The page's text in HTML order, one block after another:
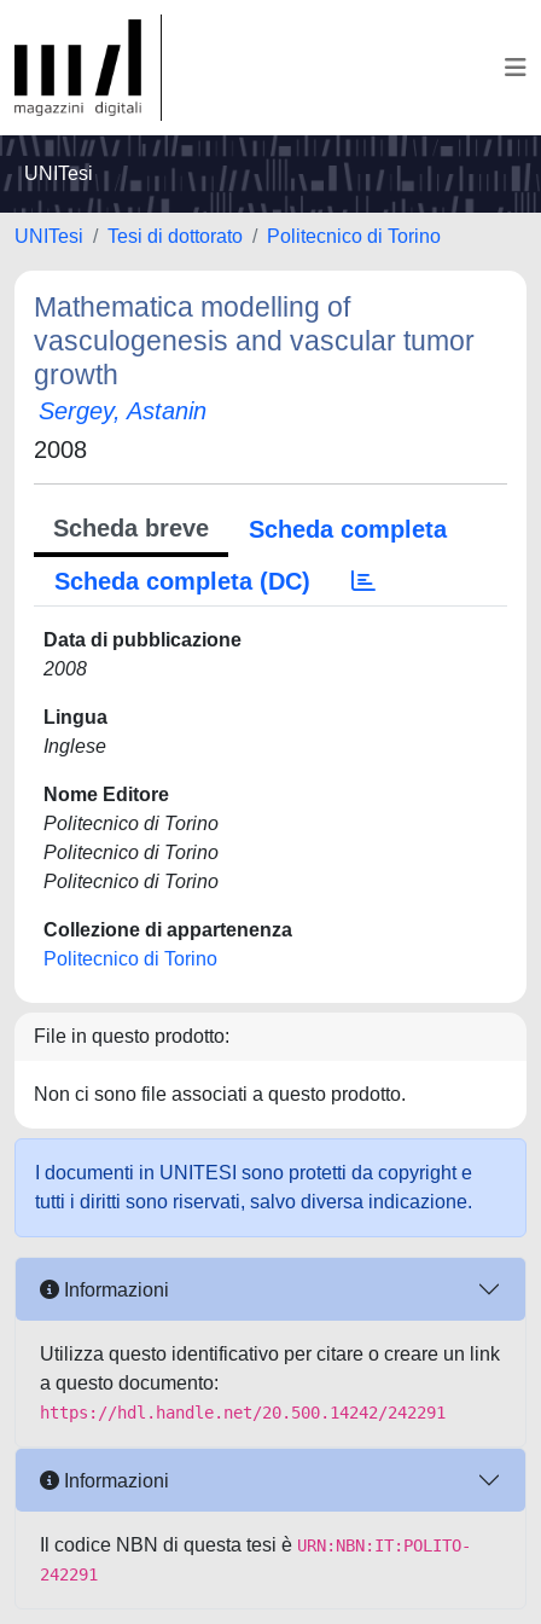
UNITesi
UNITesi Tesi di dottorato Politecnico di Torino
Mathematica modelling of
vasculogenesis and vascular tumor
growth
Sergey, Astanin
2008
Scheda breve
Scheda completa
Scheda completa (DC)
Data di pubblicazione
2008
Lingua
Inglese
Nome Editore
Politecnico di Torino
Politecnico di Torino
Politecnico di Torino
Collezione di appartenenza
Politecnico di Torino
File in questo prodotto:
Non ci sono file associati a questo prodotto.
I documenti in UNITESI sono protetti da copyright e
tutti i diritti sono riservati, salvo diversa indicazione.
Informazioni
Utilizza questo identificativo per citare o creare un link
a questo documento:
https://hdl.handle.net/20.500.14242/242291
Informazioni
Il codice NBN di questa tesi è URN:NBN:IT:POLITO-
242291